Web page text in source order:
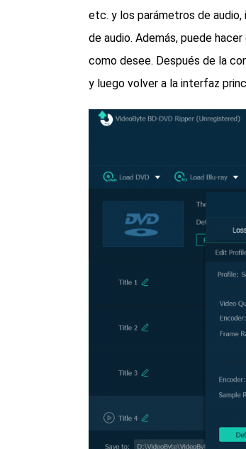
etc. y los parámetros de
de audio. Además, puede
como desee. Después de la
y luego volver a la interfaz